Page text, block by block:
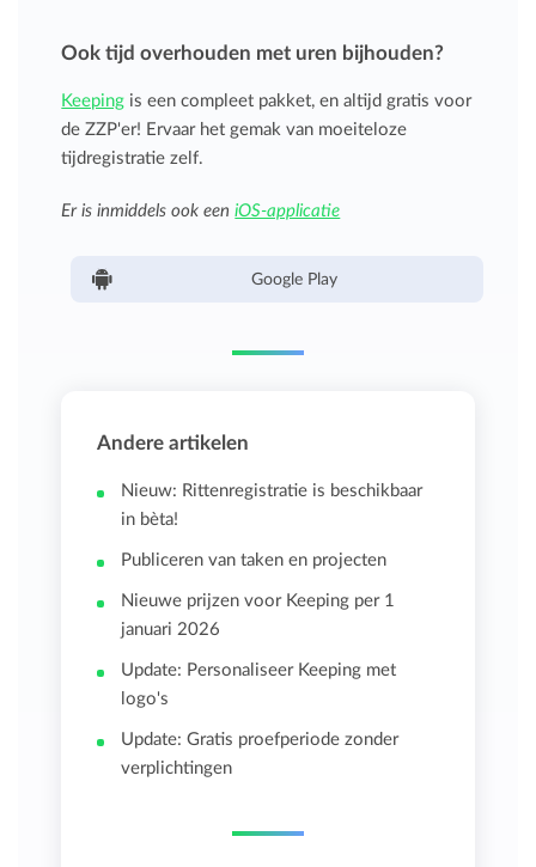
Ook tijd overhouden met uren bijhouden?
Keeping is een compleet pakket, en altijd gratis voor
de ZZP'er! Ervaar het gemak van moeiteloze
tijdregistratie zelf.
Er is inmiddels ook eeniOS-applicatie
Google Play
Andere artikelen
Nieuw: Rittenregistratie is beschikbaar
in bèta!
Publiceren van taken en projecten
Nieuwe prijzen voor Keeping per 1
januari 2026
Update: Personaliseer Keeping met
logo's
Update: Gratis proefperiode zonder
verplichtingen